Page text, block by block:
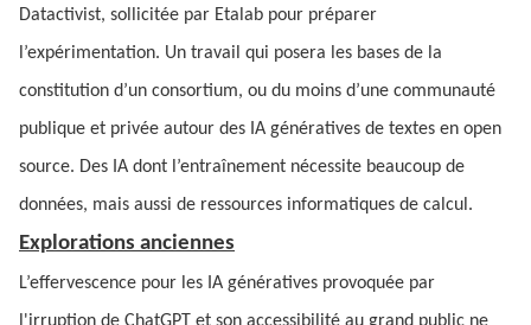
Datactivist, sollicitée par Etalab pour préparer
l’expérimentation. Un travail qui posera les bases de la
constitution d’un consortium, ou du moins d’une communauté
publique et privée autour des IA génératives de textes en open
source. Des IA dont l’entraînement nécessite beaucoup de
données, mais aussi de ressources informatiques de calcul.
Explorations anciennes
L’effervescence pour les IA génératives provoquée par